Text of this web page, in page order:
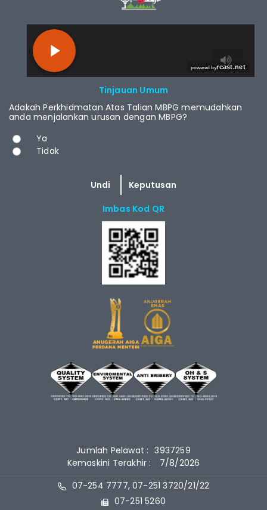
Tinjauan Umum
Adakah Perkhidmatan Atas Talian MBPG memudahkan
anda menjalankan urusan dengan MBPG?
Pilihan
Ya
Tidak
Imbas Kod QR
Jumlah Pelawat : 3937259
Kemaskini Terakhir :
7/8/2026
07-254 7777, 07-251 3720/21/22
07-251 5260